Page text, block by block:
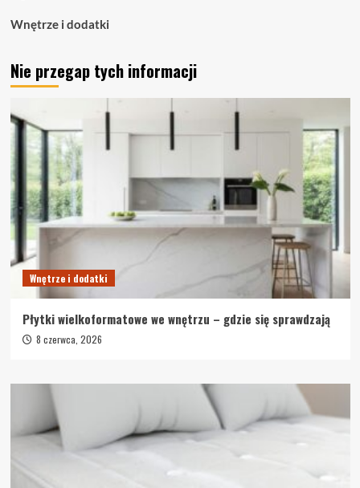
Wnętrze i dodatki
Nie przegap tych informacji
Wnętrze i dodatki
Płytki wielkoformatowe we wnętrzu – gdzie się sprawdzają
8 czerwca, 2026